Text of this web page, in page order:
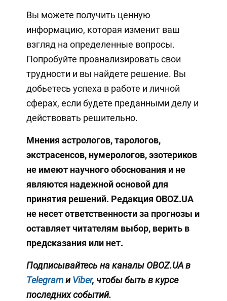
Вы можете получить ценную
информацию, которая изменит ваш
взгляд на определенные вопросы.
Попробуйте проанализировать свои
трудности и вы найдете решение. Вы
добьетесь успеха в работе и личной
сферах, если будете преданными делу и
действовать решительно.
Мнения астрологов, тарологов,
экстрасенсов, нумерологов, эзотериков
не имеют научного обоснования и не
являются надежной основой для
принятия решений. Редакция OBOZ.UA
не несет ответственности за прогнозы и
оставляет читателям выбор, верить в
предсказания или нет.
Подписывайтесь на каналы OBOZ.UA в
TelegramиViber, чтобы быть в курсе
последних событий.